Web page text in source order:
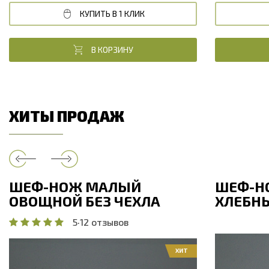
КУПИТЬ В 1 КЛИК
В КОРЗИНУ
ХИТЫ ПРОДАЖ
ШЕФ-НОЖ МАЛЫЙ
ОВОЩНОЙ БЕЗ ЧЕХЛА
5·12 отзывов
ХИТ
ШЕФ-